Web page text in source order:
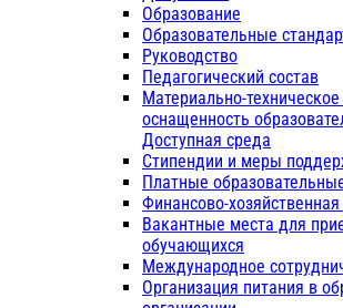
Образование
Образовательные
Руководство
Педагогический состав
Материально-
оснащенность
Доступная среда
Стипендии и меры
Платные
Финансово-
Вакантные места для
обучающихся
Международное
Организация питания в